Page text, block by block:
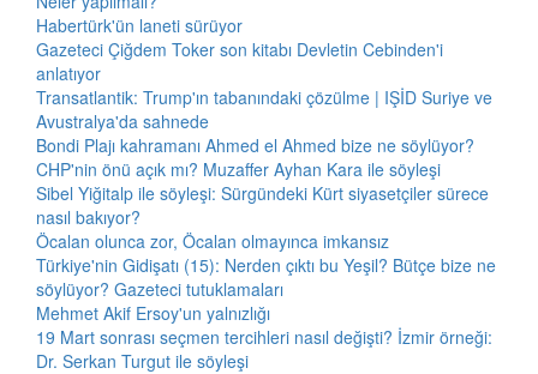
Habertürk'ün laneti sürüyor
Gazeteci Çiğdem Toker son kitabı Devletin Cebinden'i
anlatıyor
Transatlantik: Trump'ın tabanındaki çözülme | IŞİD Suriye ve
Avustralya'da sahnede
Bondi Plajı kahramanı Ahmed el Ahmed bize ne söylüyor?
CHP'nin önü açık mı? Muzaffer Ayhan Kara ile söyleşi
Sibel Yiğitalp ile söyleşi: Sürgündeki Kürt siyasetçiler sürece
nasıl bakıyor?
Öcalan olunca zor, Öcalan olmayınca imkansız
Türkiye'nin Gidişatı (15): Nerden çıktı bu Yeşil? Bütçe bize ne
söylüyor? Gazeteci tutuklamaları
Mehmet Akif Ersoy'un yalnızlığı
19 Mart sonrası seçmen tercihleri nasıl değişti? İzmir örneği:
Dr. Serkan Turgut ile söyleşi